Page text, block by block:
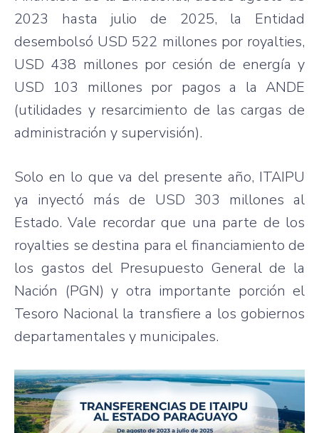
2023 hasta julio de 2025, la Entidad
desembolsó USD 522 millones por royalties,
USD 438 millones por cesión de energía y
USD 103 millones por pagos a la ANDE
(utilidades y resarcimiento de las cargas de
administración y supervisión).
Solo en lo que va del presente año, ITAIPU
ya inyectó más de USD 303 millones al
Estado. Vale recordar que una parte de los
royalties se destina para el financiamiento de
los gastos del Presupuesto General de la
Nación (PGN) y otra importante porción el
Tesoro Nacional la transfiere a los gobiernos
departamentales y municipales.